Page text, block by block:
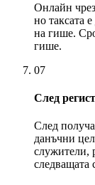
Онлайн
но таксата
на гише.
гише.
07
След
След
данъчни
служители,
следващата